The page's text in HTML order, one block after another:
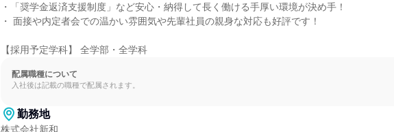
・「奨学金返済支援制度」など安心・納得して長く働ける手厚い環境が決め手！
・ 面接や内定者会での温かい雰囲気や先輩社員の親身な対応も好評です！
【採用予定学科】 全学部・全学科
配属職種について
入社後は記載の職種で配属されます。
勤務地
株式会社新和